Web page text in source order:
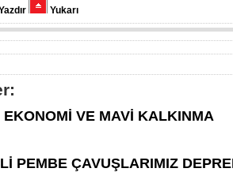
Yukarı
EKONOMİ VE MAVİ KALKINMA
PEMBE ÇAVUŞLARIMIZ